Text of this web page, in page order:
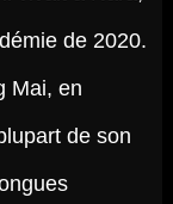
de 2020.
Mai, en
de son